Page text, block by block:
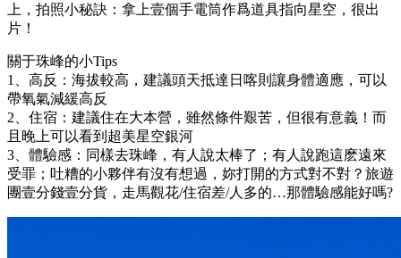
上，拍照小秘訣：拿上壹個手電筒作爲道具指向星空，很出
片！
關于珠峰的小Tips
1、高反：海拔較高，建議頭天抵達日喀則讓身體適應，可以
帶氧氣減緩高反
2、住宿：建議住在大本營，雖然條件艱苦，但很有意義！而
且晚上可以看到超美星空銀河
3、體驗感：同樣去珠峰，有人說太棒了；有人說跑這麽遠來
受罪；吐糟的小夥伴有沒有想過，妳打開的方式對不對？旅遊
團壹分錢壹分貨，走馬觀花/住宿差/人多的…那體驗感能好嗎?